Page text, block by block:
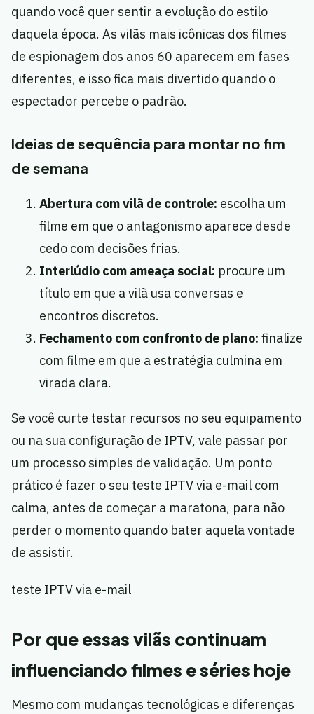
quando você quer sentir a evolução do estilo
daquela época. As vilãs mais icônicas dos filmes
de espionagem dos anos 60 aparecem em fases
diferentes, e isso fica mais divertido quando o
espectador percebe o padrão.
Ideias de sequência para montar no fim
de semana
Abertura com vilã de controle: escolha um
filme em que o antagonismo aparece desde
cedo com decisões frias.
Interlúdio com ameaça social: procure um
título em que a vilã usa conversas e
encontros discretos.
Fechamento com confronto de plano: finalize
com filme em que a estratégia culmina em
virada clara.
Se você curte testar recursos no seu equipamento
ou na sua configuração de IPTV, vale passar por
um processo simples de validação. Um ponto
prático é fazer o seu teste IPTV via e-mail com
calma, antes de começar a maratona, para não
perder o momento quando bater aquela vontade
de assistir.
teste IPTV via e-mail
Por que essas vilãs continuam
influenciando filmes e séries hoje
Mesmo com mudanças tecnológicas e diferenças